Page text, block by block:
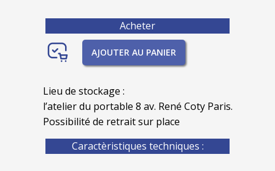
Acheter
AJOUTER AU PANIER
Lieu de stockage :
l’atelier du portable 8 av. René Coty Paris.
Possibilité de retrait sur place
Caractèristiques techniques :